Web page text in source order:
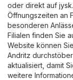
oder direkt auf
Öffnungszeiten an
besonderen
Filialen finden Sie
Website können
Andritz
aktualisiert, damit
weitere